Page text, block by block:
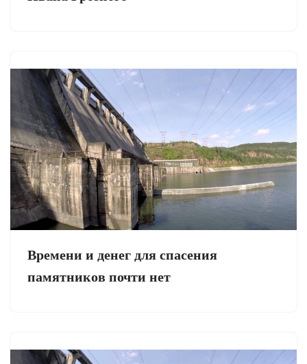
Времени и денег для спасения
памятников почти нет